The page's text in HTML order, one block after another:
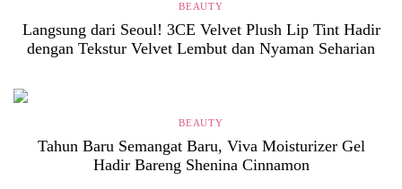
BEAUTY
Langsung dari Seoul! 3CE Velvet Plush Lip Tint Hadir
dengan Tekstur Velvet Lembut dan Nyaman Seharian
BEAUTY
Tahun Baru Semangat Baru, Viva Moisturizer Gel
Hadir Bareng Shenina Cinnamon